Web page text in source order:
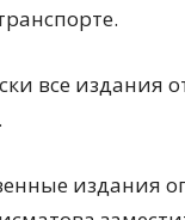
все
издания